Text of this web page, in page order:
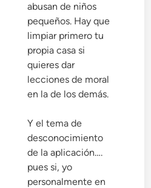
abusan de niños
pequeños. Hay que
limpiar primero tu
propia casa si
quieres dar
lecciones de moral
en la de los demás.
Y el tema de
desconocimiento
de la aplicación….
pues si, yo
personalmente en